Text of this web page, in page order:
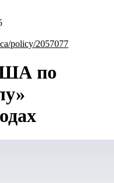
policy/2057077
по